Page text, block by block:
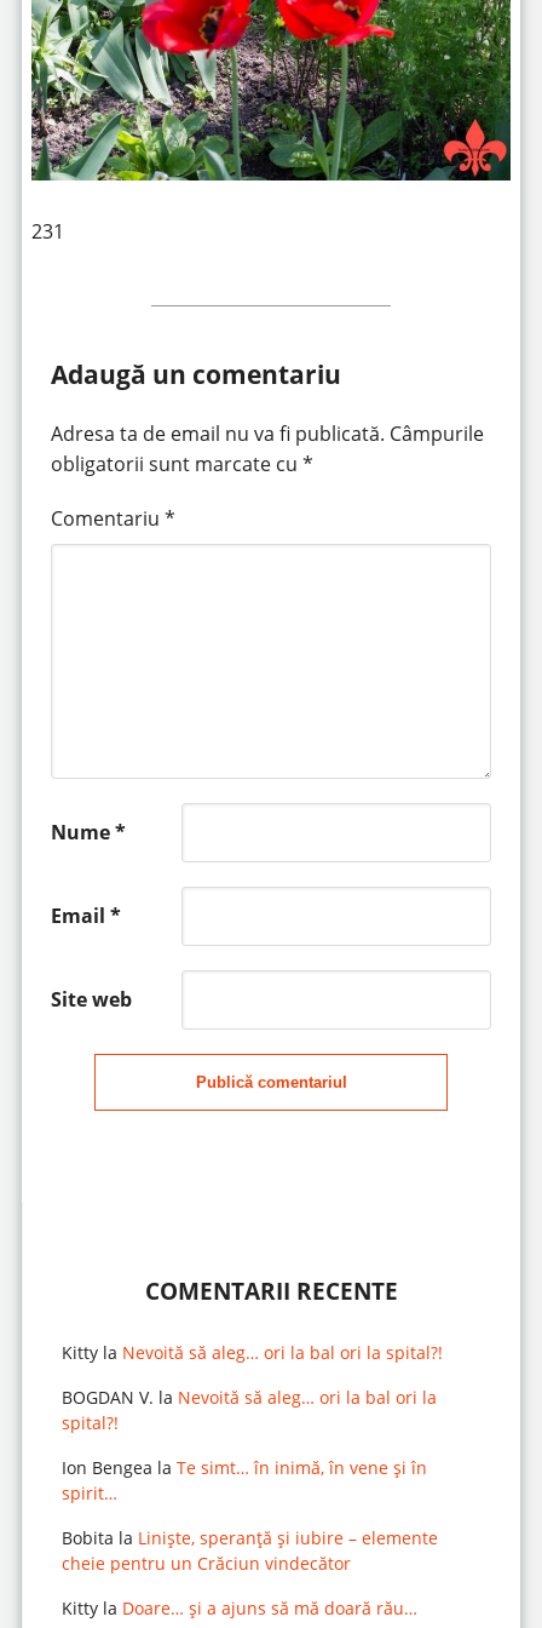
231
Adaugă un comentariu
Adresa ta de email nu va fi publicată. Câmpurile
obligatorii sunt marcate cu *
Comentariu *
Nume*
Email *
Site web
Publică comentariul
COMENTARII RECENTE
Kittyla Nevoită să aleg… ori la bal ori la spital?!
BOGDAN V. la Nevoită să aleg… ori la bal ori la
spital?!
Ion Bengea la Te simt… în inimă, în vene și în
spirit…
Bobita la Liniște, speranță și iubire – elemente
cheie pentru un Crăciun vindecător
Kittyla Doare… și a ajuns să mă doară rău…